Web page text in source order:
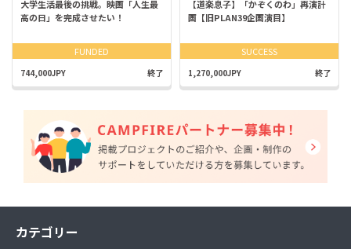
大学生活最後の挑戦。映画「人生最
高の日」を完成させたい！
FUNDED
744,000JPY 終了
【道楽息子】「かぞくのわ」再演計
画【旧PLAN39企画演目】
SUCCESS
1,270,000JPY 終了
カテゴリー